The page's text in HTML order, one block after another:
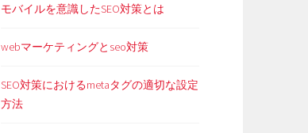
モバイルを意識したSEO対策とは
webマーケティングとseo対策
SEO対策におけるmetaタグの適切な設定
方法